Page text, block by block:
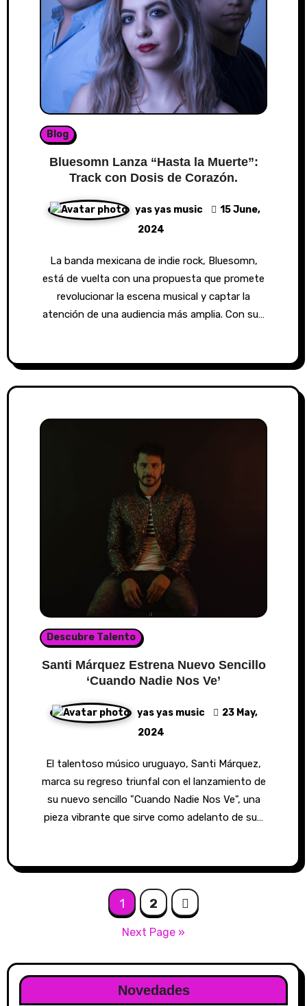
Blog
Bluesomn Lanza “Hasta la Muerte”:
Track con Dosis de Corazón.
yas yas music
15 June,
2024
La banda mexicana de indie rock, Bluesomn,
está de vuelta con una propuesta que promete
revolucionar la escena musical y captar la
atención de una audiencia más amplia. Con su…
Descubre Talento
Santi Márquez Estrena Nuevo Sencillo
‘Cuando Nadie Nos Ve’
yas yas music
23 May,
2024
El talentoso músico uruguayo, Santi Márquez,
marca su regreso triunfal con el lanzamiento de
su nuevo sencillo "Cuando Nadie Nos Ve", una
pieza vibrante que sirve como adelanto de su…
1 2
Next Page »
Novedades